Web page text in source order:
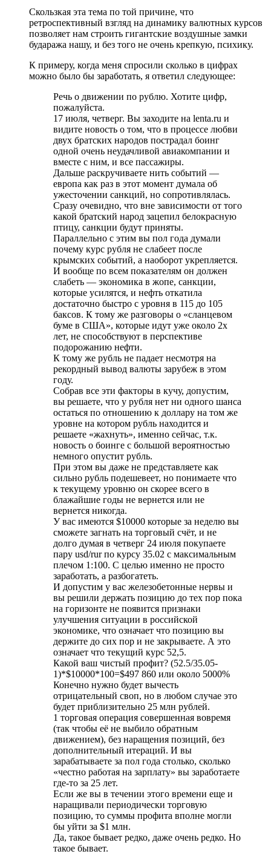
Скользкая эта тема по той причине, что
ретроспективный взгляд на динамику валютных курсов
позволяет нам строить гигантские воздушные замки
будаража нашу, и без того не очень крепкую, психику.
К примеру, когда меня спросили сколько в цифрах
можно было бы заработать, я ответил следующее:
Речь о движении по рублю. Хотите цифр,
пожалуйста.
17 июля, четверг. Вы заходите на lenta.ru и
видите новость о том, что в процессе любви
двух братских народов пострадал боинг
одной очень неудачливой авиакомпании и
вместе с ним, и все пассажиры.
Дальше раскручиваете нить событий —
европа как раз в этот момент думала об
ужесточении санкций, но сопротивлялась.
Сразу очевидно, что вне зависимости от того
какой братский народ зацепил белокрасную
птицу, санкции будут приняты.
Параллельно с этим вы пол года думали
почему курс рубля не слабеет после
крымских событий, а наоборот укрепляется.
И вообще по всем показателям он должен
слабеть — экономика в жопе, санкции,
которые усилятся, и нефть откатила
достаточно быстро с уровня в 115 до 105
баксов. К тому же разговоры о «сланцевом
буме в США», которые идут уже около 2х
лет, не способствуют в перспективе
подорожанию нефти.
К тому же рубль не падает несмотря на
рекордный вывод валюты зарубеж в этом
году.
Собрав все эти факторы в кучу, допустим,
вы решаете, что у рубля нет ни одного шанса
остаться по отношению к доллару на том же
уровне на котором рубль находится и
решаете «жахнуть», именно сейчас, т.к.
новость о боинге с большой вероятностью
немного опустит рубль.
При этом вы даже не представляете как
сильно рубль подешевеет, но понимаете что
к текущему уровню он скорее всего в
блажайшие годы не вернется или не
вернется никогда.
У вас имеются $10000 которые за неделю вы
сможете загнать на торговый счёт, и не
долго думая в четверг 24 июля покупаете
пару usd/rur по курсу 35.02 с максимальным
плечом 1:100. С целью именно не просто
заработать, а разбогатеть.
И допустим у вас железобетонные нервы и
вы решили держать позицию до тех пор пока
на горизонте не появится признаки
улучшения ситуации в российской
экономике, что означает что позицию вы
держите до сих пор и не закрываете. А это
означает что текущий курс 52,5.
Какой ваш чистый профит? (52.5/35.05-
1)*$10000*100=$497 860 или около 5000%
Конечно нужно будет вычесть
отрицательный своп, но в любом случае это
будет приблизительно 25 млн рублей.
1 торговая операция совершенная вовремя
(так чтобы её не выбило обратным
движением), без наращения позиций, без
дополнительный итераций. И вы
зарабатываете за пол года столько, сколько
«честно работая на зарплату» вы заработаете
где-то за 25 лет.
Если же вы в течении этого времени еще и
наращивали периодически торговую
позицию, то суммы профита вполне могли
бы уйти за $1 млн.
Да, такое бывает редко, даже очень редко. Но
такое бывает.